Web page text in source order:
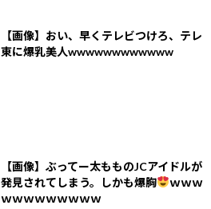
【画像】おい、早くテレビつけろ、テレ
東に爆乳美人wwwwwwwwwwww
【画像】ぶってー太もものJCアイドルが
発見されてしまう。しかも爆胸
ｗｗｗ
ｗｗｗｗｗｗｗｗｗ